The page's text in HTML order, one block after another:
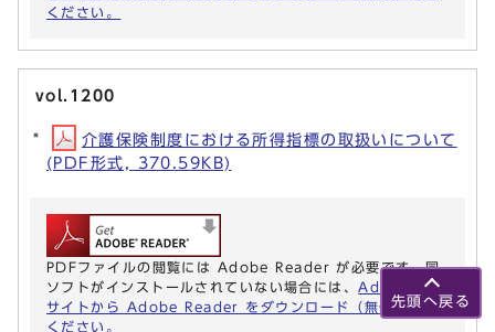
ください。
vol.1200
介護保険制度における所得指標の取扱いについて
(PDF形式, 370.59KB)
PDFファイルの閲覧には Adobe Reader が必要です。同
ソフトがインストールされていない場合には、 Adobe 社の
サイトから Adobe Reader をダウンロード（無償）して
ください。
先頭へ戻る